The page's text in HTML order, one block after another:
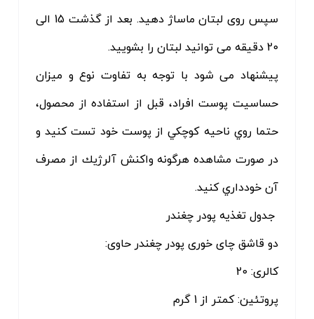
سپس روی لبتان ماساژ دهید. بعد از گذشت 15 الی
20 دقیقه می توانید لبتان را بشویید.
پیشنهاد می شود با توجه به تفاوت نوع و ميزان
حساسيت پوست افراد، قبل از استفاده از محصول،
حتما روي ناحيه كوچكي از پوست خود تست كنيد و
در صورت مشاهده هرگونه واكنش آلرژيك از مصرف
آن خودداري كنيد.
جدول تغذیه پودر چغندر
دو قاشق چای خوری پودر چغندر حاوی:
کالری: 20
پروتئین: کمتر از 1 گرم